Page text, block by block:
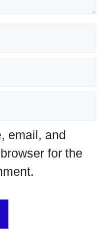
email, and
for the